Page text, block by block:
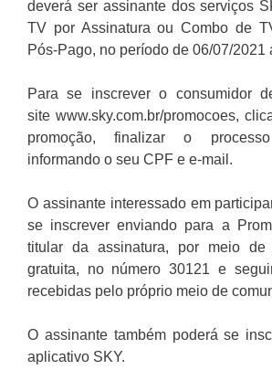
deverá ser assinante dos serviços
TV por Assinatura ou Combo de
Pós-Pago, no período de 06/07/2021
Para se inscrever o consumidor
site www.sky.com.br/promocoes,
promoção, finalizar o
informando o seu CPF e e-mail.
O assinante interessado em
se inscrever enviando para a
titular da assinatura, por meio de
gratuita, no número 30121 e
recebidas pelo próprio meio de
O assinante também poderá se
aplicativo SKY.